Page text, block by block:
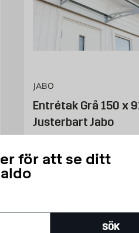
för att se ditt
SÖK
JABO
Entrétak Grå 150 x
Justerbart Jabo
Polykarbonat, Grå